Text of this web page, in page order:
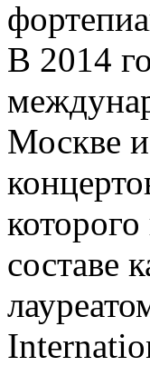
В 2014
Москве
составе